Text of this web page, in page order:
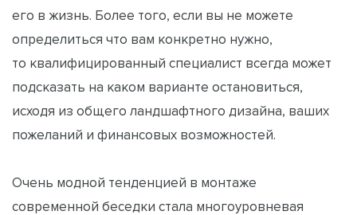
его в жизнь. Более того, если вы не можете
определиться что вам конкретно нужно,
то квалифицированный специалист всегда может
подсказать на каком варианте остановиться,
исходя из общего ландшафтного дизайна, ваших
пожеланий и финансовых возможностей.
Очень модной тенденцией в монтаже
современной беседки стала многоуровневая